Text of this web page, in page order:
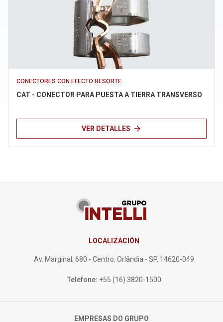
CONECTORES CON EFECTO RESORTE
CAT - CONECTOR PARA PUESTA A TIERRA TRANSVERSO
VER DETALLES arrow_forward
LOCALIZACIÓN
Av. Marginal, 680 - Centro, Orlândia - SP, 14620-049
Telefone: +55 (16) 3820-1500
EMPRESAS DO GRUPO